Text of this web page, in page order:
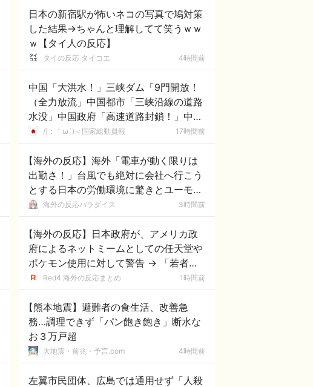
日本の新宿駅が怖いネコの写真で鳩対策
した結果→ちゃんと理解してて笑うｗｗ
ｗ【タイ人の反応】
タイの反応 タイコエ 4時間前
中国「大洪水！」三峡ダム「9門開放！
（全力放流」中国都市「三峡沿線の道路
水没」中国政府「高速道路封鎖！」中国
ダム「緊急放流に合わせて開門（土砂崩
/)；｀ω´)＜国家総動員報 17時間前
【海外の反応】海外「電車が動く限りは
出勤さ！」台風でも絶対に会社へ行こう
とする日本の労働環境に驚きとユーモア
溢れる本音を語り合う外国人たち
海外の反応パラダイス 3時間前
【海外の反応】日本政府が、アメリカ政
府によるネットミームとしての任天堂や
ポケモン使用に対して警告 → 「若者票
を集めたいんだろうな」「任天堂の法務
Red4 海外の反応まとめ 1時間前
【熊本地震】避難者の食生活、改善急
務…調理できず「パン飽き飽き」断水な
お３万戸超
大地震・前兆・予言.com 4時間前
左翼市民団体、広島では通用せず「人殺